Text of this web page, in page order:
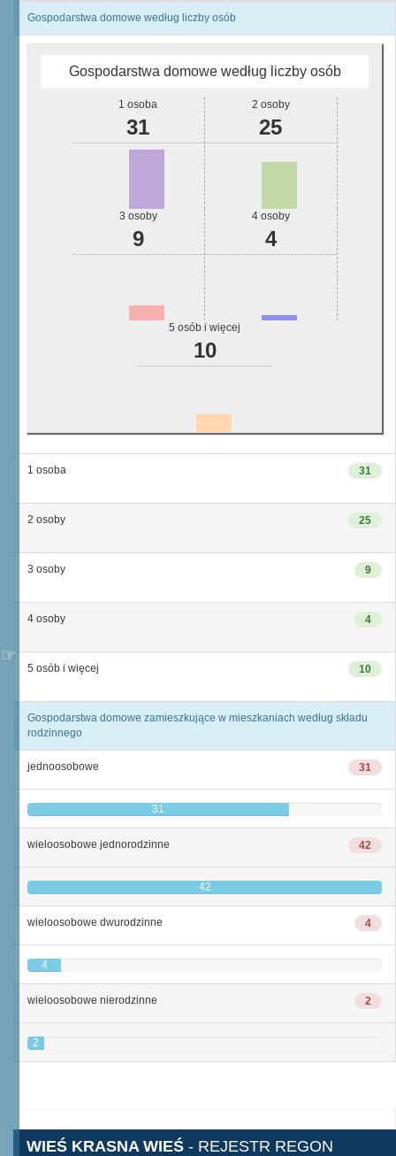
Gospodarstwa domowe według liczby osób
Gospodarstwa domowe według liczby osób
1 osoba
31
2 osoby
25
3 osoby
9
4 osoby
4
5 osób i więcej
10
31
1 osoba
25
2 osoby
9
3 osoby
4
4 osoby
10
5 osób i więcej
Gospodarstwa domowe zamieszkujące w mieszkaniach według składu
rodzinnego
31
jednoosobowe
31
42
wieloosobowe jednorodzinne
42
4
wieloosobowe dwurodzinne
4
2
wieloosobowe nierodzinne
2
WIEŚ KRASNA WIEŚ - REJESTR REGON